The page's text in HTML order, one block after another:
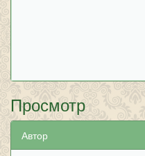
Просмотр
Автор